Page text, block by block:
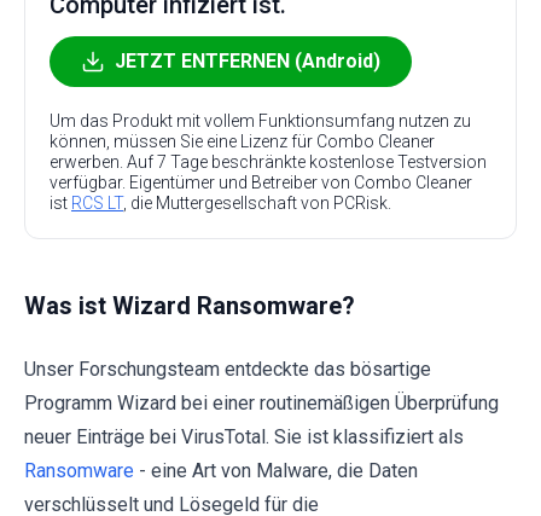
JETZT ENTFERNEN (Android)
Um das Produkt mit vollem Funktionsumfang nutzen zu
können, müssen Sie eine Lizenz für Combo Cleaner
erwerben. Auf 7 Tage beschränkte kostenlose Testversion
verfügbar. Eigentümer und Betreiber von Combo Cleaner
ist RCS LT, die Muttergesellschaft von PCRisk.
Was ist Wizard Ransomware?
Unser Forschungsteam entdeckte das bösartige
Programm Wizard bei einer routinemäßigen Überprüfung
neuer Einträge bei VirusTotal. Sie ist klassifiziert als
Ransomware - eine Art von Malware, die Daten
verschlüsselt und Lösegeld für die